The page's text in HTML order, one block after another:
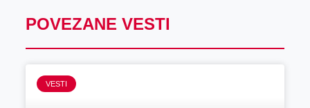
POVEZANE VESTI
VESTI